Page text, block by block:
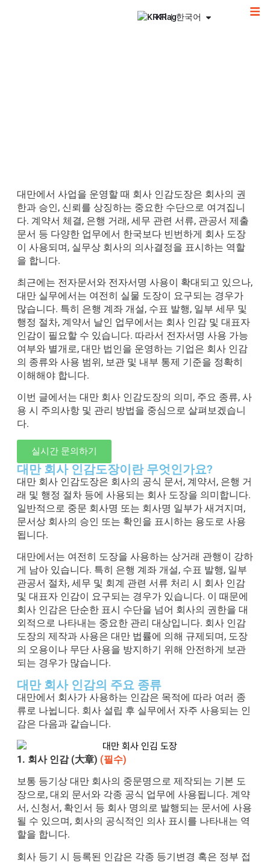
KR | 한국어
대만에서 사업을 운영할 때 회사 인감도장은 회사의 권
한과 승인, 신뢰를 상징하는 중요한 수단으로 여겨집니
다. 계약서 체결, 은행 거래, 세무 관련 서류, 관공서 제출
문서 등 다양한 업무에서 한국보다 빈번하게 회사 도장
이 사용되며, 실무상 회사의 의사결정을 표시하는 역할
을 합니다.
최근에는 전자문서와 전자서명 사용이 확대되고 있으나,
대만 실무에서는 여전히 실물 도장이 요구되는 경우가
많습니다. 특히 은행 계좌 개설, 수표 발행, 일부 세무 및
행정 절차, 계약서 날인 업무에서는 회사 인감 및 대표자
인감이 필요할 수 있습니다. 따라서 전자서명 사용 가능
여부와 별개로, 대만 법인을 운영하는 기업은 회사 인감
의 종류와 사용 범위, 보관 및 내부 통제 기준을 정확히
이해해야 합니다.
이번 글에서는 대만 회사 인감도장의 의미, 주요 종류, 사
용 시 주의사항 및 관리 방법을 중심으로 살펴보겠습니
다.
실시간 문의하기
대만 회사 인감도장이란 무엇인가요?
대만 회사 인감도장은 회사의 공식 문서, 계약서, 은행 거
래 및 행정 절차 등에 사용되는 회사 도장을 의미합니다.
일반적으로 중문 회사명 또는 회사명 일부가 새겨지며,
문서상 회사의 승인 또는 확인을 표시하는 용도로 사용
됩니다.
대만에서는 여전히 도장을 사용하는 상거래 관행이 강하
게 남아 있습니다. 특히 은행 계좌 개설, 수표 발행, 일부
관공서 절차, 세무 및 회계 관련 서류 처리 시 회사 인감
및 대표자 인감이 요구되는 경우가 있습니다. 이 때문에
회사 인감은 단순한 표시 수단을 넘어 회사의 권한을 대
외적으로 나타내는 중요한 관리 대상입니다. 회사 인감
도장의 제작과 사용은 대만 법률에 의해 규제되며, 도장
의 오용이나 무단 사용을 방지하기 위해 안전하게 보관
되는 경우가 많습니다.
대만 회사 인감의 주요 종류
대만에서 회사가 사용하는 인감은 목적에 따라 여러 종
류로 나뉩니다. 회사 설립 후 실무에서 자주 사용되는 인
감은 다음과 같습니다.
1. 회사 인감 (大章) (필수)
보통 등기상 대만 회사의 중문명으로 제작되는 기본 도
장으로, 대외 문서와 각종 공식 업무에 사용됩니다. 계약
서, 신청서, 확인서 등 회사 명의로 발행되는 문서에 사용
될 수 있으며, 회사의 공식적인 의사 표시를 나타내는 역
할을 합니다.
회사 등기 시 등록된 인감은 각종 등기변경 혹은 정부 접